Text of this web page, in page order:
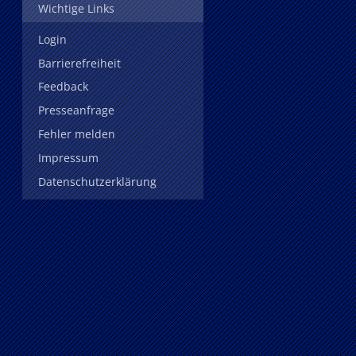
Wichtige Links
Login
Barrierefreiheit
Feedback
Presseanfrage
Fehler melden
Impressum
Datenschutzerklärung